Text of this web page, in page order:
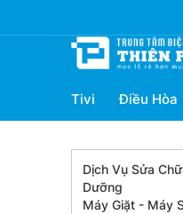
Tivi Điều Hòa
Dịch Vụ Sửa
Dưỡng
Máy Giặt - Máy